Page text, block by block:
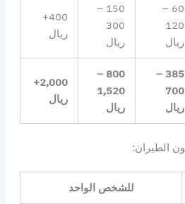
60 –
120
ريال
150 –
300
ريال
400+
ريال
385 –
700
ريال
800 –
1,520
ريال
2,000+
ريال
للشخص الواحد